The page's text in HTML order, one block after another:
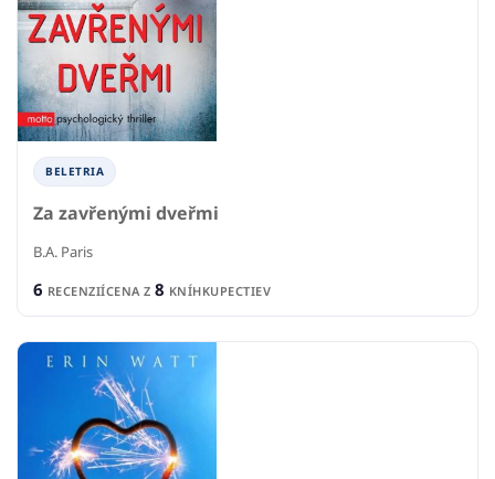
BELETRIA
Za zavřenými dveřmi
B.A. Paris
6 RECENZIÍCENA Z 8 KNÍHKUPECTIEV